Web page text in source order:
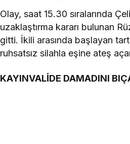
Olay, saat 15.30 sıralarında
uzaklaştırma kararı bulunan
gitti. İkili arasında başlayan
ruhsatsız silahla eşine ateş
KAYINVALİDE DAMADINI